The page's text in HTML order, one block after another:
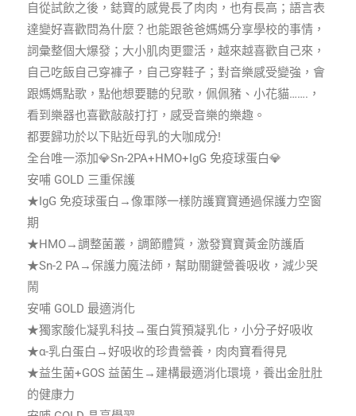
自從試飲之後，鋕寶的感覺長了肉肉，也有長高；語言表
達變好喜歡問為什麼？也能跟爸爸媽媽分享學校的事情，
詞彙整個大爆發；大小肌肉更靈活，越來越喜歡自己來，
自己吃飯自己穿褲子，自己穿鞋子；對音樂感受變強，會
跟媽媽點歌，點他想要聽的兒歌，佩佩豬、小花貓…….，
看到樂器也喜歡敲敲打打，感受音樂的樂趣。
都要歸功於以下貼近母乳的大咖成分!
全台唯一添加💎Sn-2PA+HMO+IgG 免疫球蛋白💎
安哺 GOLD 三重保護
★IgG 免疫球蛋白→像軍隊一樣防護寶寶通過保護力空窗
期
★HMO→調整菌叢，調節體質，激發寶寶黃金防護盾
★Sn-2 PA→保護力魔法師，幫助關鍵營養吸收，減少哭
鬧
安哺 GOLD 最適消化
★獨家酸化凝乳科技→蛋白質預凝乳化，小分子好吸收
★α-乳白蛋白→好吸收的珍貴營養，肉肉寶看得見
★益生菌+GOS 益菌生→建構最適消化環境，養出金肚肚
的健康力